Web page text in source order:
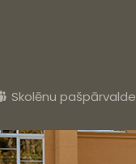
Skolēnu pašpārvalde